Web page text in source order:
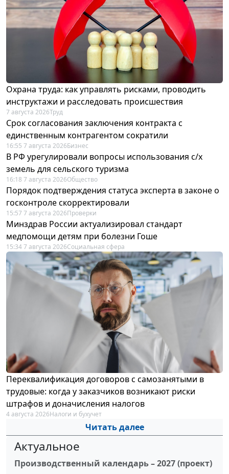
Охрана труда: как управлять рисками, проводить
инструктажи и расследовать происшествия
7 августа 2026Труд
Срок согласования заключения контракта с
единственным контрагентом сократили
16:55 7 августа 2026Бизнес
В РФ урегулировали вопросы использования с/х
земель для сельского туризма
16:18 7 августа 2026Общество
Порядок подтверждения статуса эксперта в законе о
госконтроле скорректировали
15:57 7 августа 2026Проверки
Минздрав России актуализировал стандарт
медпомощи детям при болезни Гоше
15:34 7 августа 2026Социальная сфера
Переквалификация договоров с самозанятыми в
трудовые: когда у заказчиков возникают риски
штрафов и доначисления налогов
4 августа 2026Налоги и бухучет
Читать далее
Актуальное
Производственный календарь – 2027 (проект)